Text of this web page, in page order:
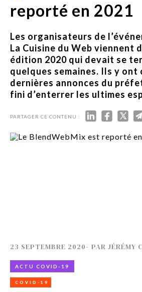
reporté en 2021
Les organisateurs de
La Cuisine du Web viennent
édition 2020 qui devait se
quelques semaines. Ils y ont
dernières annonces du
fini d’enterrer les ultimes
PARTAGER CE CONTENU :
23 SEPTEMBRE 2020- PAR JÉRÉMY
ACTU COVID-19
COVID-19